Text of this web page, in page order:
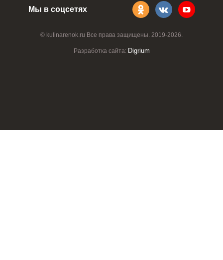
© kulinarenok.ru Все права защищены. 2019-2026.
Разработка сайта: Digrium
Мы в соцсетях